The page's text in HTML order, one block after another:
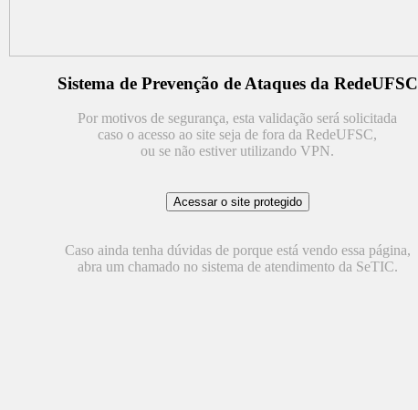
Sistema de Prevenção de Ataques da RedeUFSC
Por motivos de segurança, esta validação será solicitada
caso o acesso ao site seja de fora da RedeUFSC,
ou se não estiver utilizando VPN.
Caso ainda tenha dúvidas de porque está vendo essa página,
abra um chamado no sistema de atendimento da SeTIC.